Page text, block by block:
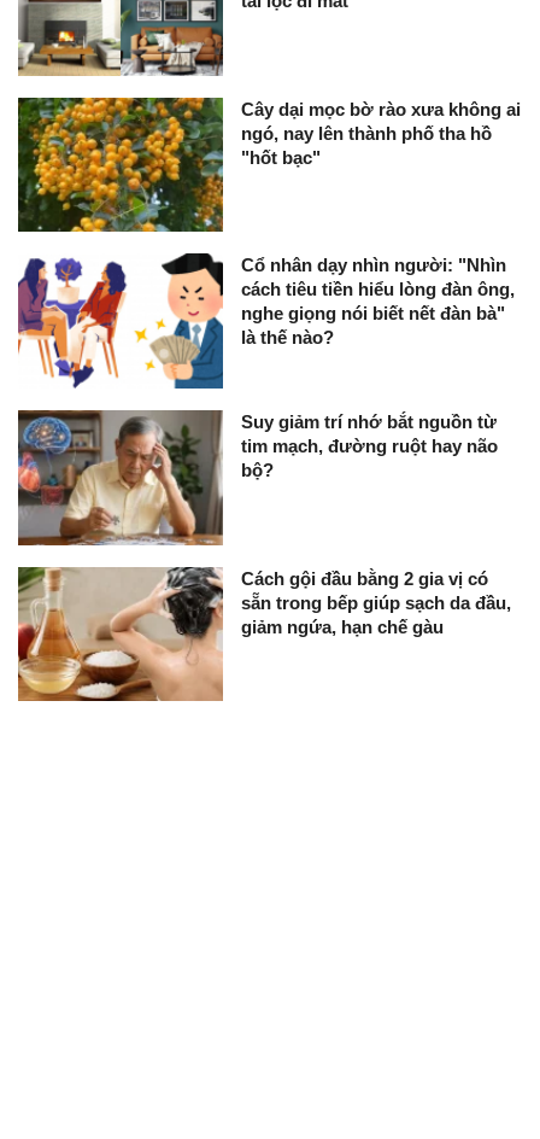
Cây dại mọc bờ rào xưa không ai
ngó, nay lên thành phố tha hồ
"hốt bạc"
Cổ nhân dạy nhìn người: "Nhìn
cách tiêu tiền hiểu lòng đàn ông,
nghe giọng nói biết nết đàn bà"
là thế nào?
Suy giảm trí nhớ bắt nguồn từ
tim mạch, đường ruột hay não
bộ?
Cách gội đầu bằng 2 gia vị có
sẵn trong bếp giúp sạch da đầu,
giảm ngứa, hạn chế gàu